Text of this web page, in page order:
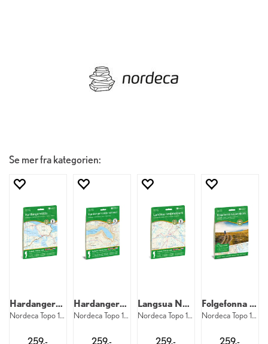
Se mer fra kategorien:
Hardangervidda
Nordeca Topo 1:50 000 3006
259,-
Hardangervidda sørvest
Nordeca Topo 1:50 000 3054
259,-
Langsua Nasjonalpark
Nordeca Topo 1:50 000 3002
259,-
Folgefonna Nasjonalpark
Nordeca Topo 1:50 000 3005
259,-